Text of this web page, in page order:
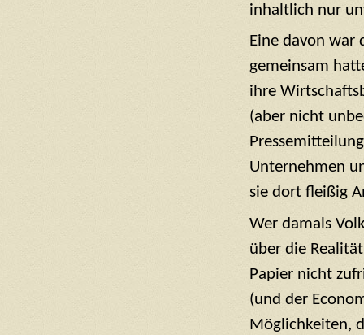
inhaltlich nur
Eine davon war
gemeinsam
ihre
(aber nicht
Unternehmen
sie dort fleißig
Wer damals
über die
Papier nicht
(und der
Möglichkeiten,